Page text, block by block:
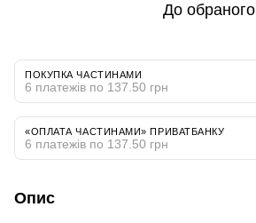
До обраного
ПОКУПКА ЧАСТИНАМИ
6 платежів по 137.50 грн
«ОПЛАТА ЧАСТИНАМИ» ПРИВАТБАНКУ
6 платежів по 137.50 грн
Опис